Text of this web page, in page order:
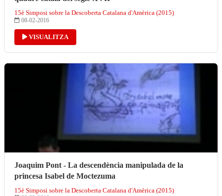
15è Simposi sobre la Descoberta Catalana d'Amèrica (2015)
08-02-2016
VISUALITZA
Joaquim Pont - La descendència manipulada de la
princesa Isabel de Moctezuma
15è Simposi sobre la Descoberta Catalana d'Amèrica (2015)